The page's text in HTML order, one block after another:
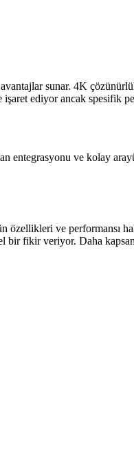
sunar. 4K
ediyor ancak spesifik
entegrasyonu ve kolay
ve performansı
fikir veriyor. Daha